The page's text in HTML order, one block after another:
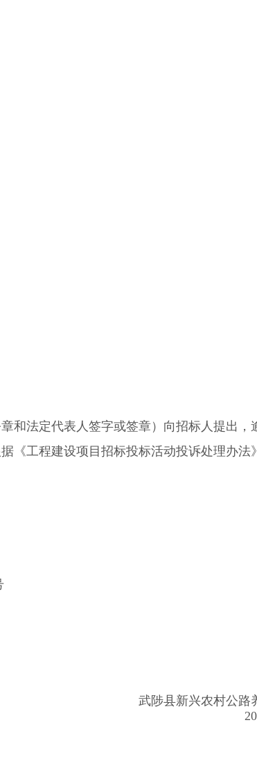
和法定代表人签字或签章）向招标人提出，
《工程建设项目招标投标活动投诉处理办法
武陟县新兴农村公路